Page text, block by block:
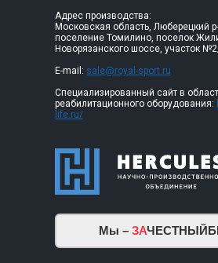
Адрес производства:
Московская область, Люберецкий
поселение Томилино, поселок
Новорязанского шоссе, участок
E-mail: sale@royal-sport.ru
Специализированный сайт в
реабилитационного оборудования:
life.ru/
Мы – ЗА